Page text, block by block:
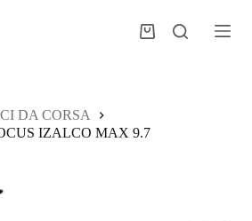
Carrello
DA CORSA
IZALCO MAX 9.7